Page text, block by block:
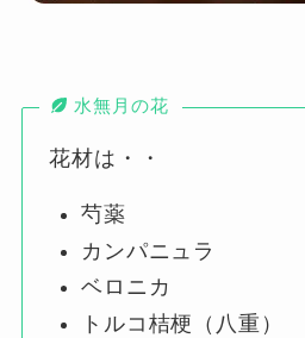
水無月の花
花材は・・
芍薬
カンパニュラ
ベロニカ
トルコ桔梗（八重）